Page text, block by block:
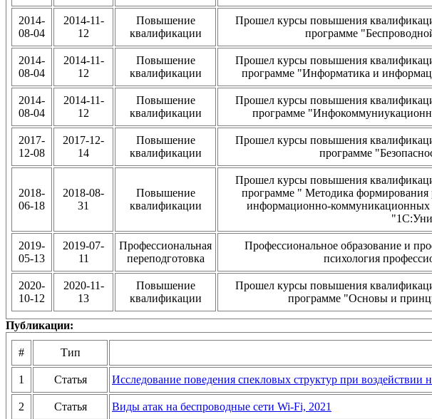
2014-
08-04
2014-11-
12
Повышение
квалификации
Прошел курсы повышения
программе
2014-
08-04
2014-11-
12
Повышение
квалификации
Прошел курсы повышения
программе "Информатика и
2014-
08-04
2014-11-
12
Повышение
квалификации
Прошел курсы повышения
программе
2017-
12-08
2017-12-
14
Повышение
квалификации
Прошел курсы повышения
программе
2018-
06-18
2018-08-
31
Повышение
квалификации
Прошел курсы повышения
программе " Методика
информационно-коммуникационных
2019-
05-13
2019-07-
11
Профессиональная
переподготовка
Профессиональное образование и
психология
2020-
10-12
2020-11-
13
Повышение
квалификации
Прошел курсы повышения
программе "Основы и
Публикации:
# Тип
1 Статья Исследование поведения спекловых структур при воздействии
2 Статья Виды атак на беспроводные сети Wi-Fi, 2021